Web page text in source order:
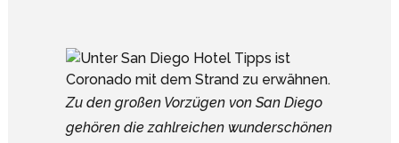
Zu den großen Vorzügen von San Diego
gehören die zahlreichen wunderschönen